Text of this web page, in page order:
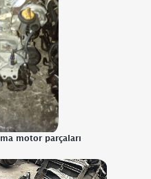
motor parçaları